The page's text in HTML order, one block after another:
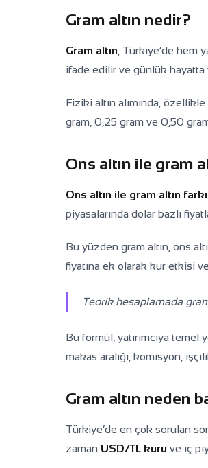
Gram altın nedir?
Gram altın , Türkiye’de hem
ifade edilir ve günlük hayatta
Fiziki altın alımında,
gram, 0,25 gram ve 0,50
Ons altın ile gram
Ons altın ile gram altın farkı
piyasalarında dolar bazlı
Bu yüzden gram altın, ons
fiyatına ek olarak kur etkisi
Teorik hesaplamada
Bu formül, yatırımcıya
makas aralığı, komisyon,
Gram altın neden
Türkiye’de en çok sorulan
zaman USD/TL kuru ve iç